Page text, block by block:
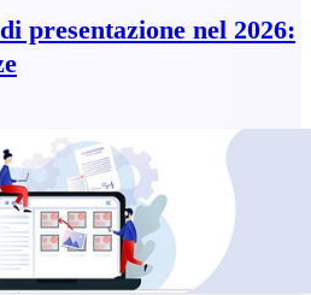
presentazione nel 2026: